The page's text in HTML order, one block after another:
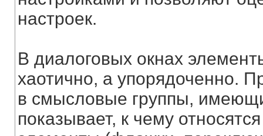
настроек.
В диалоговых окнах
хаотично, а упорядоченно.
в смысловые группы,
показывает, к чему